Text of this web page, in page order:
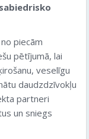
piecām
pētījumā, lai
veselīgu
daudzdzīvokļu
partneri
un sniegs